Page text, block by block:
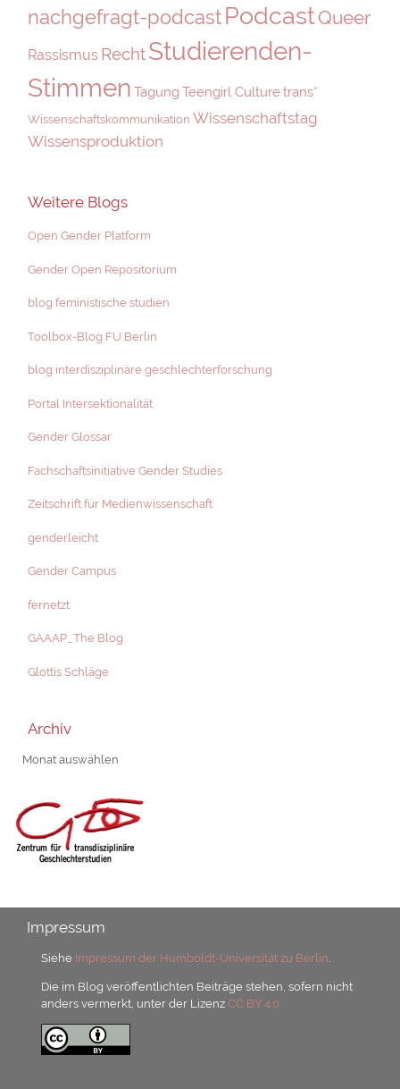
nachgefragt-podcastPodcastQueer
Rassismus RechtStudierenden-
Stimmen Tagung Teengirl Culturetrans*
Wissenschaftskommunikation Wissenschaftstag
Wissensproduktion
Weitere Blogs
Open Gender Platform
Gender Open Repositorium
blog feministische studien
Toolbox-Blog FU Berlin
blog interdisziplinäre geschlechterforschung
Portal Intersektionalität
Gender Glossar
Fachschaftsinitiative Gender Studies
Zeitschrift für Medienwissenschaft
genderleicht
Gender Campus
fernetzt
GAAAP_The Blog
Glottis Schläge
Archiv
Archiv
Impressum
Siehe Impressum der Humboldt-Universität zu Berlin.
Die im Blog veröffentlichten Beiträge stehen, sofern nicht
anders vermerkt, unter der LizenzCC BY 4.0.